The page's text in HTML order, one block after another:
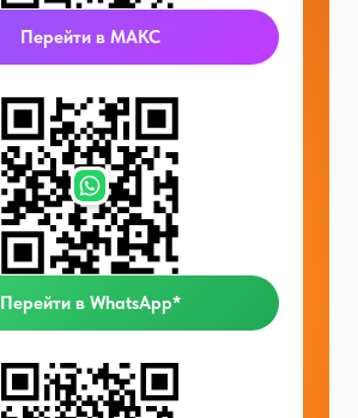
Перейти в МАКС
Перейти в WhatsApp*